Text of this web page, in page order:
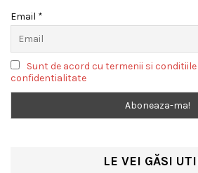
Email *
Sunt de acord cu termenii si
confidentialitate
LE VEI GĂSI